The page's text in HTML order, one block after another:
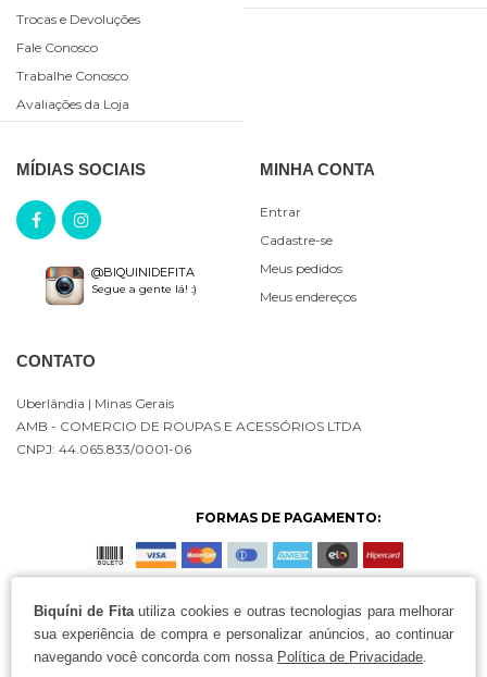
Biquíni de Fitautiliza cookies e outras tecnologias para melhorar
sua experiência de compra e personalizar anúncios, ao continuar
navegando você concorda com nossa Política de Privacidade.
Trocas e Devoluções
Fale Conosco
Trabalhe Conosco
Avaliações da Loja
MÍDIAS SOCIAIS
@BIQUINIDEFITA
Segue a gente lá! :)
MINHA CONTA
Entrar
Cadastre-se
Meus pedidos
Meus endereços
CONTATO
Uberlândia | Minas Gerais
AMB - COMERCIO DE ROUPAS E ACESSÓRIOS LTDA
CNPJ: 44.065.833/0001-06
FORMAS DE PAGAMENTO: